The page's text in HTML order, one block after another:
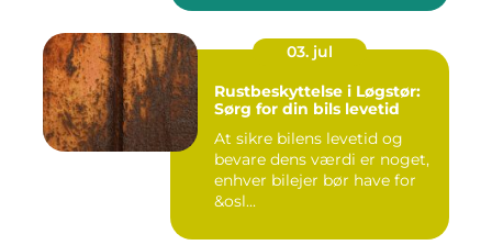
03. jul
Rustbeskyttelse i Løgstør:
Sørg for din bils levetid
At sikre bilens levetid og
bevare dens værdi er noget,
enhver bilejer bør have for
&osl...